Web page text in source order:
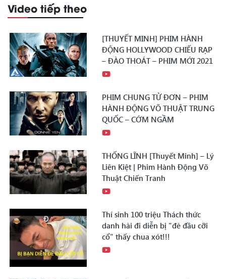
Video tiếp theo
[THUYẾT MINH] PHIM HÀNH
ĐỘNG HOLLYWOOD CHIẾU RẠP
– ĐÀO THOÁT – PHIM MỚI 2021
PHIM CHUNG TỬ ĐƠN – PHIM
HÀNH ĐỘNG VÕ THUẬT TRUNG
QUỐC – CỚM NGẦM
THỐNG LĨNH [Thuyết Minh] – Lý
Liên Kiệt | Phim Hành Động Võ
Thuật Chiến Tranh
Thí sinh 100 triệu Thách thức
danh hài đi diễn bị "đè đầu cỡi
cổ" thấy chua xót!!!